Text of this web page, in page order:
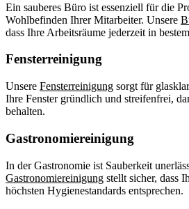
Ein sauberes Büro ist essenziell für die
Wohlbefinden Ihrer Mitarbeiter. Unsere
dass Ihre Arbeitsräume jederzeit in
Fensterreinigung
Unsere Fensterreinigung sorgt für
Ihre Fenster gründlich und streifenfrei,
behalten.
Gastronomiereinigung
In der Gastronomie ist Sauberkeit
Gastronomiereinigung stellt sicher, dass
höchsten Hygienestandards entsprechen.